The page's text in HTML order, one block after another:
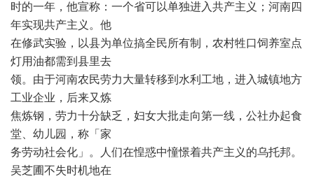
时的一年，他宣称：一个省可以单独进入共产主义；河南四
年实现共产主义。他
在修武实验，以县为单位搞全民所有制，农村牲口饲养室点
灯用油都需到县里去
领。由于河南农民劳力大量转移到水利工地，进入城镇地方
工业企业，后来又炼
焦炼钢，劳力十分缺乏，妇女大批走向第一线，公社办起食
堂、幼儿园，称「家
务劳动社会化」。人们在惶惑中憧憬着共产主义的乌托邦。
吴芝圃不失时机地在